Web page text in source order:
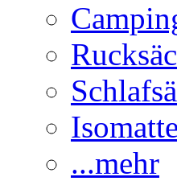
...mehr